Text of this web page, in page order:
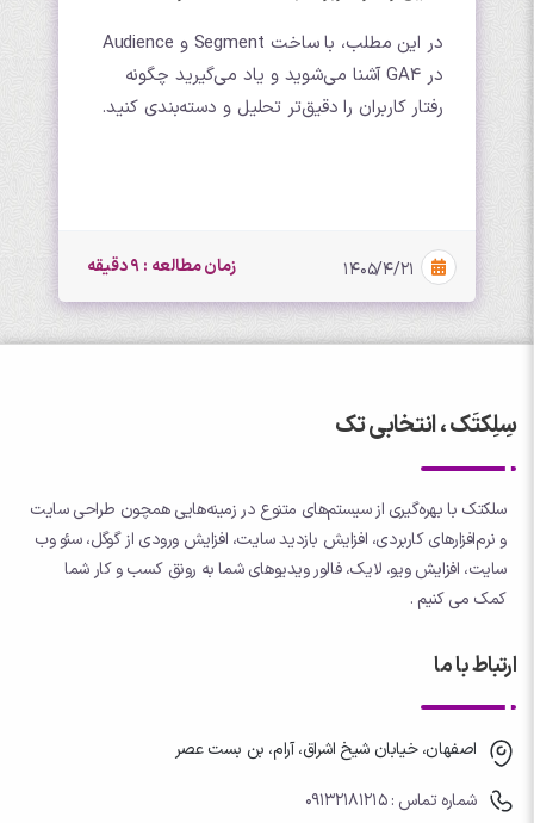
در این مطلب، با ساخت Segment و Audience
در GA4 آشنا می‌شوید و یاد می‌گیرید چگونه
رفتار کاربران را دقیق‌تر تحلیل و دسته‌بندی کنید.
۱۴۰۵/۴/۲۱ زمان مطالعه : 9 دقیقه
سِلِکتَک ، انتخابی تک
سلکتک با بهره‌گیری از سیستم‌های متنوع در زمینه‌هایی همچون طراحی سایت
و نرم‌افزارهای کاربردی، افزایش بازدید سایت، افزایش ورودی از گوگل، سئو وب
سایت، افزایش ویو، لایک، فالور ویدیوهای شما به رونق کسب و کار شما
کمک می کنیم .
ارتباط با ما
اصفهان، خیابان شیخ اشراق، آرام، بن بست عصر
شماره تماس : 09132181215